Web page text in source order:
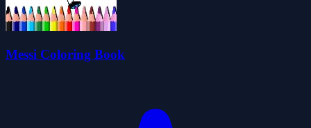
Messi Coloring Book